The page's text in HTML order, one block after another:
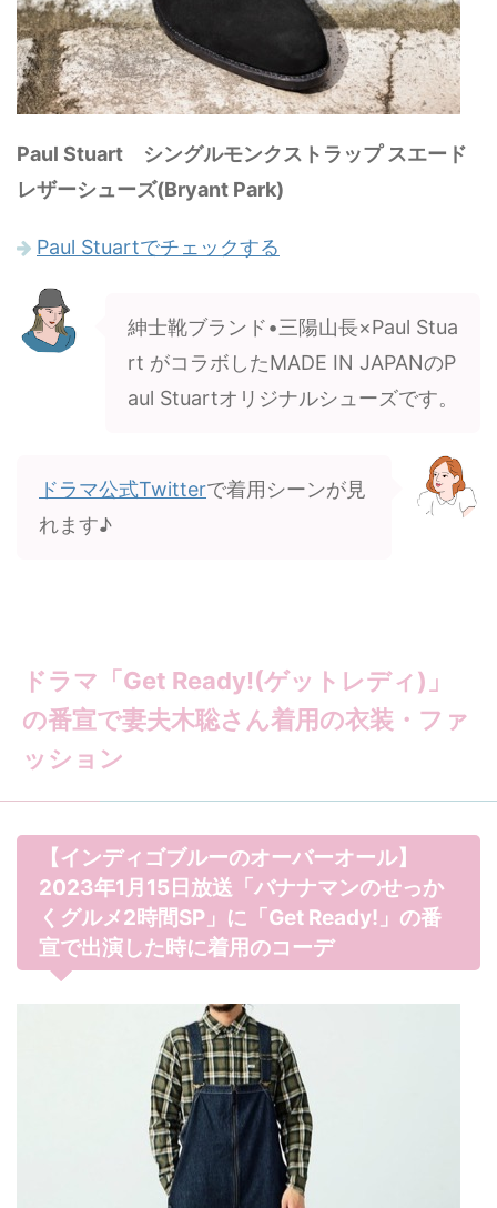
Paul Stuart シングルモンクストラップ スエード
レザーシューズ(Bryant Park)
Paul Stuartでチェックする
紳士靴ブランド•三陽山長×Paul Stua
rt がコラボしたMADE IN JAPANのP
aul Stuartオリジナルシューズです。
ドラマ公式Twitterで着用シーンが見
れます♪
ドラマ「Get Ready!(ゲットレディ)」
の番宣で妻夫木聡さん着用の衣装・ファ
ッション
【インディゴブルーのオーバーオール】
2023年1月15日放送「バナナマンのせっか
くグルメ2時間SP」に「Get Ready!」の番
宣で出演した時に着用のコーデ